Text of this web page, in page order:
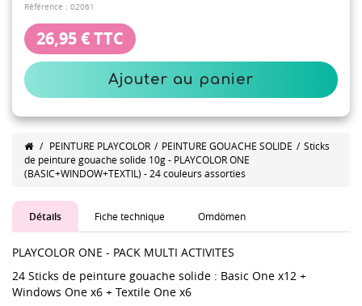
Référence : 02061
26,95 €TTC
Ajouter au panier
/ PEINTURE PLAYCOLOR / PEINTURE GOUACHE SOLIDE / Sticks
de peinture gouache solide 10g - PLAYCOLOR ONE
(BASIC+WINDOW+TEXTIL) - 24 couleurs assorties
Détails Fiche technique Omdömen
PLAYCOLOR ONE - PACK MULTI ACTIVITES
24 Sticks de peinture gouache solide : Basic One x12 +
Windows One x6 + Textile One x6